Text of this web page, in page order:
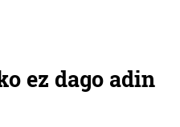
ez dago adin